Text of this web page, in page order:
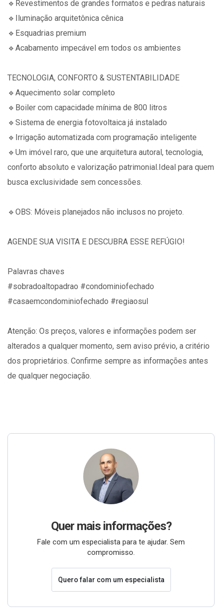
🔹️Revestimentos de grandes formatos e pedras naturais
🔹️Iluminação arquitetônica cênica
🔹️Esquadrias premium
🔹️Acabamento impecável em todos os ambientes
TECNOLOGIA, CONFORTO & SUSTENTABILIDADE
🔹️Aquecimento solar completo
🔹️Boiler com capacidade mínima de 800 litros
🔹️Sistema de energia fotovoltaica já instalado
🔹️Irrigação automatizada com programação inteligente
🔹️Um imóvel raro, que une arquitetura autoral, tecnologia,
conforto absoluto e valorização patrimonial.Ideal para quem
busca exclusividade sem concessões.
🔹️OBS: Móveis planejados não inclusos no projeto.
AGENDE SUA VISITA E DESCUBRA ESSE REFÚGIO!
Palavras chaves
#sobradoaltopadrao #condominiofechado
#casaemcondominiofechado #regiaosul
Atenção: Os preços, valores e informações podem ser
alterados a qualquer momento, sem aviso prévio, a critério
dos proprietários. Confirme sempre as informações antes
de qualquer negociação.
Quer mais informações?
Fale com um especialista para te ajudar. Sem
compromisso.
Quero falar com um especialista